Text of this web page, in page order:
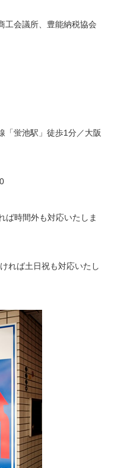
工会議所、豊能納税協会
「蛍池駅」徒歩1分／大阪
ば時間外も対応いたしま
れば土日祝も対応いたし